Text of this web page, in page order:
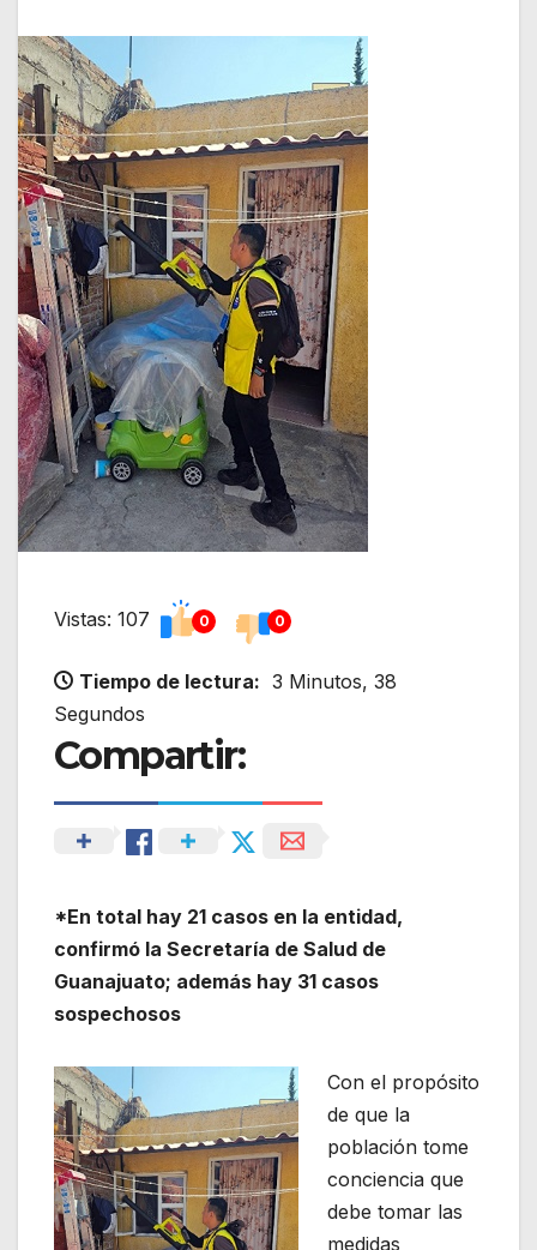
Vistas: 107 0 0
Tiempo de lectura: 3 Minutos, 38
Segundos
Compartir:
*En total hay 21 casos en la entidad,
confirmó la Secretaría de Salud de
Guanajuato; además hay 31 casos
sospechosos
Con el propósito
de que la
población tome
conciencia que
debe tomar las
medidas